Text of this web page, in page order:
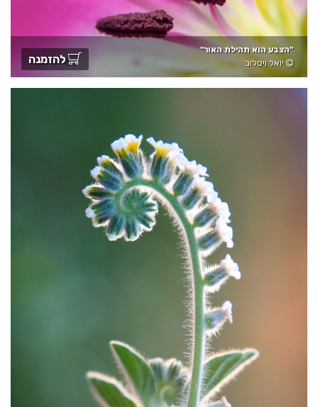
"הצבע הוא תהילת האור"
יואל ויסלוב
להזמנה